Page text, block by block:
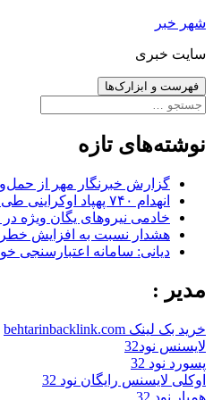
رفتن
نوشته‌ها
شهر خبر
سایت خبری
فهرست و ابزارک‌ها
جستجو
نوشته‌های تازه
گزارش خبرنگار مهر از
انهدام ۷۴۰ پهپاد اوکراینی طی یک روز
خادمی نیروهای یگان ویژه در
هشدار نسبت به افزایش
دیانی: سامانه اعتبارسنجی
مدیر :
خرید بک لینک behtarinbacklink.com
لایسنس نود32
پسورد نود 32
اوکلی لایسنس رایگان نود 32
همیار نود 32